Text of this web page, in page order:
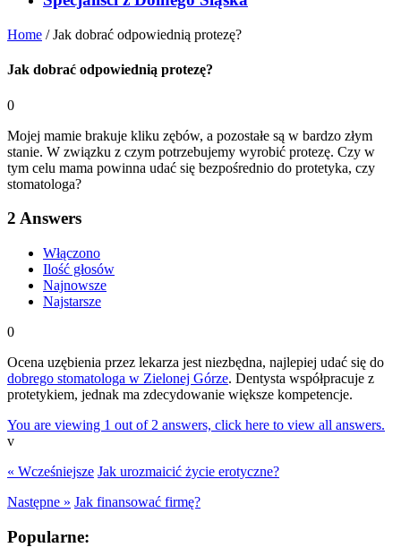
Home /Jak dobrać odpowiednią protezę?
Jak dobrać odpowiednią protezę?
0
Mojej mamie brakuje kliku zębów, a pozostałe są w bardzo złym
stanie. W związku z czym potrzebujemy wyrobić protezę. Czy w
tym celu mama powinna udać się bezpośrednio do protetyka, czy
stomatologa?
2 Answers
Włączono
Ilość głosów
Najnowsze
Najstarsze
0
Ocena uzębienia przez lekarza jest niezbędna, najlepiej udać się do
dobrego stomatologa w Zielonej Górze. Dentysta współpracuje z
protetykiem, jednak ma zdecydowanie większe kompetencje.
You are viewing 1 out of 2 answers, click here to view all answers.
v
« Wcześniejsze Jak urozmaicić życie erotyczne?
Następne » Jak finansować firmę?
Popularne: